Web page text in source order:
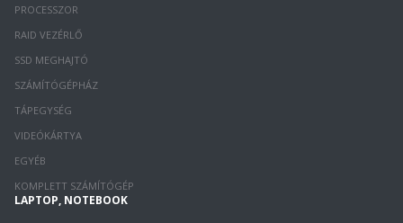
PROCESSZOR
RAID VEZÉRLŐ
SSD MEGHAJTÓ
SZÁMÍTÓGÉPHÁZ
TÁPEGYSÉG
VIDEÓKÁRTYA
EGYÉB
KOMPLETT SZÁMÍTÓGÉP
LAPTOP, NOTEBOOK